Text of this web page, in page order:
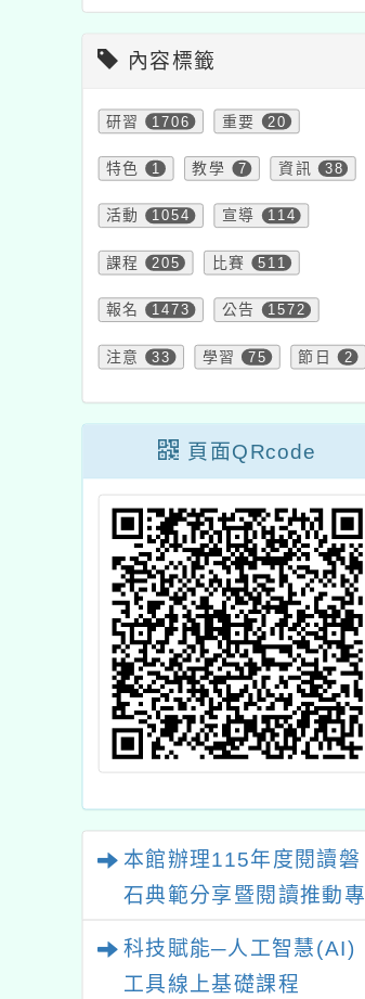
內容標籤
研習 1706 重要 20
特色 1 教學 7 資訊 38
活動 1054 宣導 114
課程 205 比賽 511
報名 1473 公告 1572
注意 33 學習 75 節日 2
頁面QRcode
本館辦理115年度閱讀磐
石典範分享暨閱讀推動專
科技賦能─人工智慧(AI)
工具線上基礎課程